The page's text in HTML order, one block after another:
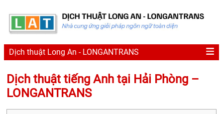
Dịch thuật Long An - LONGANTRANS
Dịch thuật tiếng Anh tại Hải Phòng –
LONGANTRANS